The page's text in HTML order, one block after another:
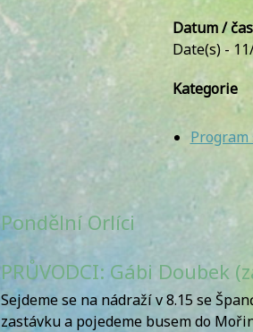
Datum / čas
Date(s) -
Kategorie
Program
Pondělní Orlíci
PRŮVODCI: Gábi Doubek
Sejdeme se na nádraží v 8.15 se
zastávku a pojedeme busem do